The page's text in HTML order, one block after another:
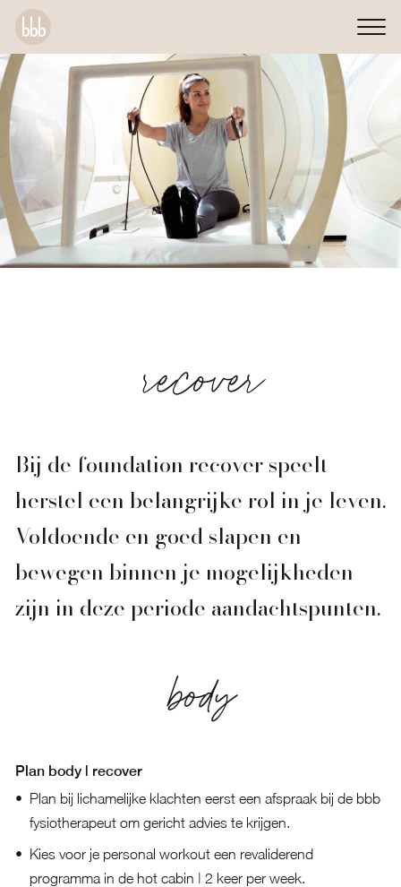
recover
Bij de foundation recover speelt
herstel een belangrijke rol in je leven.
Voldoende en goed slapen en
bewegen binnen je mogelijkheden
zijn in deze periode aandachtspunten.
body
Plan body | recover
Plan bij lichamelijke klachten eerst een afspraak bij de bbb
fysiotherapeut om gericht advies te krijgen.
Kies voor je personal workout een revaliderend
programma in de hot cabin | 2 keer per week.